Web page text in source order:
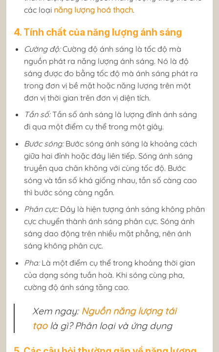
các loại năng lượng hoá thạch.
4. Tính chất của năng lượng ánh sáng
Cường độ:Cường độ ánh sáng là tốc độ mà
nguồn phát ra năng lượng ánh sáng. Nó là độ
sáng được đo bằng tốc độ mà ánh sáng phát ra
trong đơn vị bề mặt hoặc năng lượng trên một
đơn vị thời gian trên đơn vị diện tích.
Tần số:Tần số ánh sáng là lượng đỉnh ánh sáng
đi qua một điểm cụ thể trong một giây.
Bước sóng: Bước sóng ánh sáng là khoảng cách
giữa hai đỉnh hoặc đáy liên tiếp. Sóng ánh sáng
truyền qua chân không với cùng tốc độ. Bước
sóng và tần số khá giống nhau, tần số càng cao
thì bước sóng càng ngắn.
Phân cực:Đây là hiện tượng ánh sáng không phân
cực chuyển thành ánh sáng phân cực. Sóng ánh
sáng dao động trên nhiều mặt phẳng, nên ánh
sáng không phân cực.
Pha: Là một điểm cụ thể trong khoảng thời gian
của dạng sóng tuần hoà. Khi sóng cùng pha,
cường độ ánh sáng tăng cao.
Xem ngay: Nguồn năng lượng tái
tạolà gì? Phân loại và ứng dụng